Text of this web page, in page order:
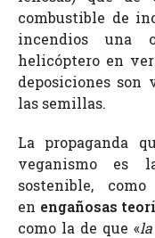
combustible de
incendios una
helicóptero en
deposiciones son
las semillas.
La propaganda
veganismo es
sostenible,
en engañosas
como la de que«